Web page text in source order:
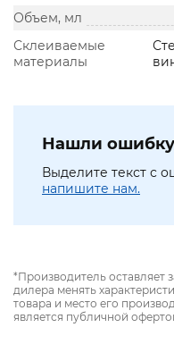
Объем, мл
Склеиваемые
материалы
Нашли
Выделите текст с
напишите нам.
*Производитель оставляет
дилера менять
товара и место его
является публичной